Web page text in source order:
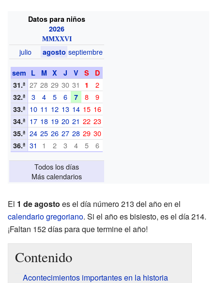
Datos para niños
2026
MMXXVI
julio agosto septiembre
sem L M X J V S
D
31.ª 27 28 29 30 31 1 2
32.ª 3 4 5 6 7 8 9
33.ª 10 11 12 13 14 15 16
34.ª 17 18 19 20 21 22 23
35.ª 24 25 26 27 28 29 30
36.ª 31 1 2 3 4 5 6
Todos los días
Más calendarios
El 1 de agosto es el día número 213 del año en el
calendario gregoriano. Si el año es bisiesto, es el día 214.
¡Faltan 152 días para que termine el año!
Contenido
Acontecimientos importantes en la historia